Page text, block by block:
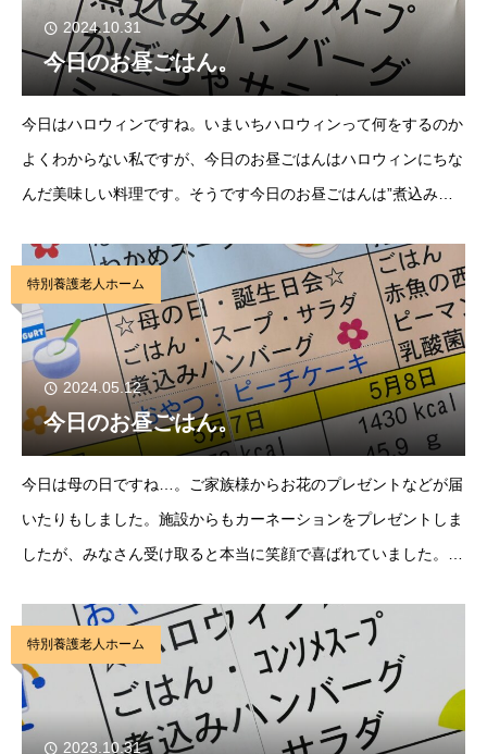
2024.10.31
今日のお昼ごはん。
今日はハロウィンですね。いまいちハロウィンって何をするのか
よくわからない私ですが、今日のお昼ごはんはハロウィンにちな
んだ美味しい料理です。そうです今日のお昼ごはんは”煮込みハ
す。これで楽しいハロウィンになるのかな？『おば
特別養護老人ホーム
2024.05.12
今日のお昼ごはん。
今日は母の日ですね…。ご家族様からお花のプレゼントなどが届
いたりもしました。施設からもカーネーションをプレゼントしま
したが、みなさん受け取ると本当に笑顔で喜ばれていました。そ
ーグ”でした。ふっくらハンバーグがとても美味し
特別養護老人ホーム
2023.10.31